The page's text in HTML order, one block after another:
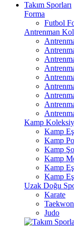
Takım Sporları
Forma
Futbol
Antrenman
Kamp
Kamp
Kamp
Kamp
Kamp
Kamp
Kamp
Uzak Doğu
Karate
Judo